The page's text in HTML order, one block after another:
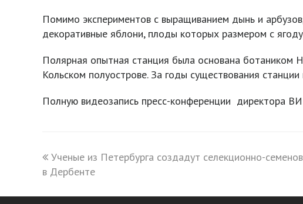
Помимо экспериментов с выращиванием дынь и
декоративные яблони, плоды которых размером с
Полярная опытная станция была основана ботаником
Кольском полуострове. За годы существования
Полную видеозапись пресс-конференции директора
previous
post:
Ученые из Петербурга создадут селекционно-
в Дербенте